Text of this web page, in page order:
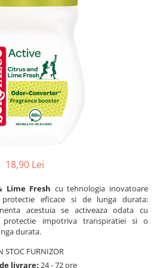
rugină
18,90 Lei
Lime Fresh cu tehnologia inovatoare
protectie eficace si de lunga durata:
acestuia se activeaza odata cu
protectie impotriva transpiratiei si o
durata.
STOC FURNIZOR
livrare: 24 - 72 ore